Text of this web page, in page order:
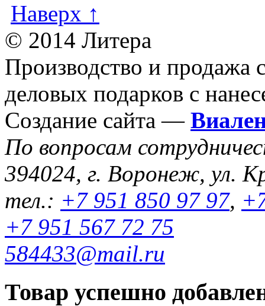
Наверх ↑
© 2014 Литера
Производство и продажа
деловых подарков с
Создание сайта —
По вопросам
394024, г. Воронеж, ул.
тел.: +7 951 850 97 97,
+7 951 567 72 75
584433@mail.ru
Товар успешно